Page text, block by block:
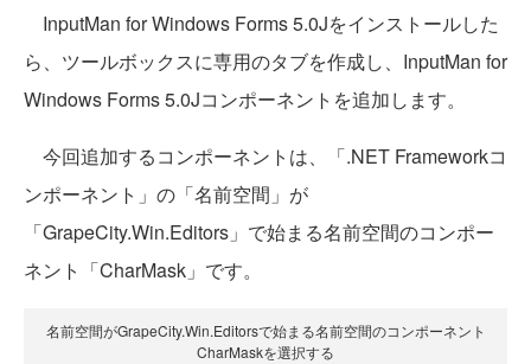
InputMan for Windows Forms 5.0Jをインストールした
ら、ツールボックスに専用のタブを作成し、InputMan for
Windows Forms 5.0Jコンポーネントを追加します。
今回追加するコンポーネントは、「.NET Frameworkコ
ンポーネント」の「名前空間」が
「GrapeCity.Win.Editors」で始まる名前空間のコンポー
ネント「CharMask」です。
名前空間がGrapeCity.Win.Editorsで始まる名前空間のコンポーネント
CharMaskを選択する